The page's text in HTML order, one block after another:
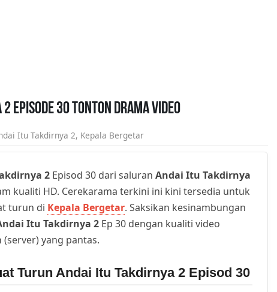
Episode 30 Tonton Drama Video
Itu Takdirnya 2, Kepala Bergetar
2Episod 30 dari saluran Andai Itu Takdirnya
kualiti HD. Cerekarama terkini ini kini tersedia untuk
turun di Kepala Bergetar. Saksikan kesinambungan
Itu Takdirnya 2Ep 30 dengan kualiti video
yang pantas.
Turun Andai Itu Takdirnya 2 Episod 30